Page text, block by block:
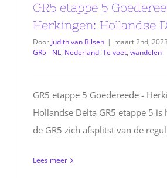
GR5 etappe 5
Herkingen: Hollandse
Door Judith van Bilsen | maart 2nd, 2023
GR5 - NL, Nederland, Te voet, wandelen
GR5 etappe 5 Goedereede -
Hollandse Delta GR5 etappe 5
de GR5 zich afsplitst van de
Lees meer